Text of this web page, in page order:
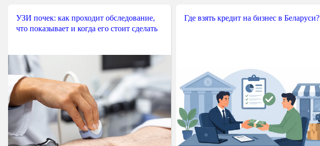
УЗИ почек: как проходит обследование,
что показывает и когда его стоит сделать
Где взять кредит на бизнес в Беларуси?